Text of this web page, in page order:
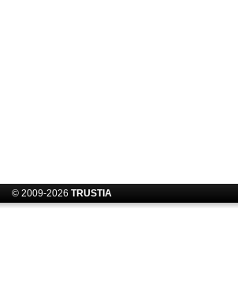
© 2009-2026 TRUSTIA